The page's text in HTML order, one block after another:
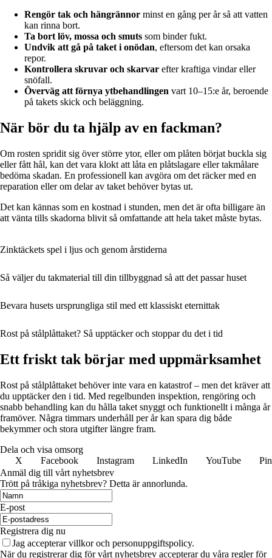
Rengör tak och hängrännor minst en gång per år så att vatten
kan rinna bort.
Ta bort löv, mossa och smuts som binder fukt.
Undvik att gå på taket i onödan, eftersom det kan orsaka
repor.
Kontrollera skruvar och skarvar efter kraftiga vindar eller
snöfall.
Överväg att förnya ytbehandlingen vart 10–15:e år, beroende
på takets skick och beläggning.
När bör du ta hjälp av en fackman?
Om rosten spridit sig över större ytor, eller om plåten börjat buckla sig
eller fått hål, kan det vara klokt att låta en plåtslagare eller takmålare
bedöma skadan. En professionell kan avgöra om det räcker med en
reparation eller om delar av taket behöver bytas ut.
Det kan kännas som en kostnad i stunden, men det är ofta billigare än
att vänta tills skadorna blivit så omfattande att hela taket måste bytas.
Zinktäckets spel i ljus och genom årstiderna
Så väljer du takmaterial till din tillbyggnad så att det passar huset
Bevara husets ursprungliga stil med ett klassiskt eternittak
Rost på stålplåttaket? Så upptäcker och stoppar du det i tid
Ett friskt tak börjar med uppmärksamhet
Rost på stålplåttaket behöver inte vara en katastrof – men det kräver att
du upptäcker den i tid. Med regelbunden inspektion, rengöring och
snabb behandling kan du hålla taket snyggt och funktionellt i många år
framöver. Några timmars underhåll per år kan spara dig både
bekymmer och stora utgifter längre fram.
Dela och visa omsorg
X
Facebook Instagram LinkedIn YouTube
Anmäl dig till vårt nyhetsbrev
Trött på tråkiga nyhetsbrev? Detta är annorlunda.
E-post
Registrera dig nu
Jag accepterar villkor och personuppgiftspolicy.
När du registrerar dig för vårt nyhetsbrev accepterar du våra regler för